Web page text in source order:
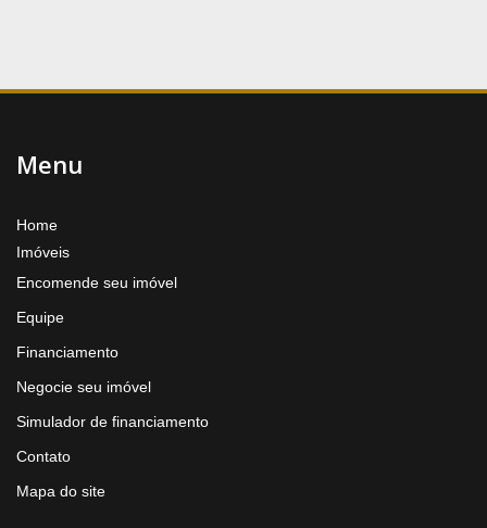
Menu
Home
Imóveis
Encomende seu imóvel
Equipe
Financiamento
Negocie seu imóvel
Simulador de financiamento
Contato
Mapa do site